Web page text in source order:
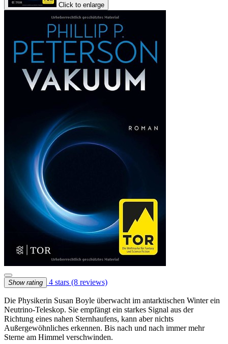
Click to enlarge
Show rating 4 stars (8 reviews)
Die Physikerin Susan Boyle überwacht im antarktischen Winter ein
Neutrino-Teleskop. Sie empfängt ein starkes Signal aus der
Richtung eines nahen Sternhaufens, kann aber nichts
Außergewöhnliches erkennen. Bis nach und nach immer mehr
Sterne am Himmel verschwinden.